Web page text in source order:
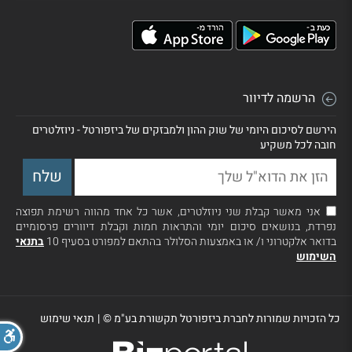
הרשמה לדיוור
הירשם לסיכום היומי של שוק ההון ולמבזקים של ביזפורטל - ניוזלטרים
חובה לכל משקיע
אני מאשר קבלת שני ניוזלטרים, אשר כל אחד מהווה רשימת תפוצה
נפרדת, בנושאים סיכום יומי והתראות חמות וקבלת דיוורים פרסומיים
בדואר אלקטרוני ו/ או באמצעות הסלולר בהתאם למפורט בסעיף 10
בתנאי
השימוש
כל הזכויות שמורות לחברת ביזפורטל תקשורת בע"מ ©| תנאי שימוש